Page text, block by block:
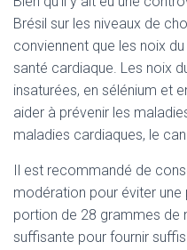
Brésil sur les niveaux de
conviennent que les noix
santé cardiaque. Les noix
insaturées, en sélénium et
aider à prévenir les
maladies cardiaques, le
Il est recommandé de
modération pour éviter
portion de 28 grammes de
suffisante pour fournir